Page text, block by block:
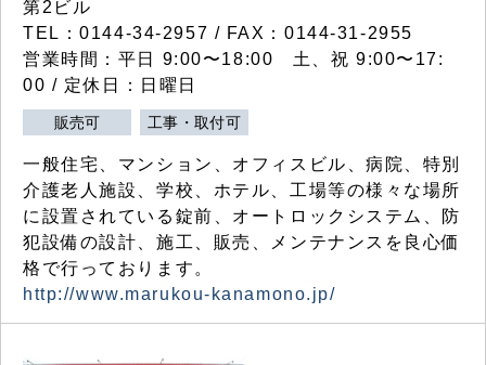
第2ビル
TEL：0144-34-2957 / FAX：0144-31-2955
営業時間：平日 9:00〜18:00 土、祝 9:00〜17:
00 / 定休日：日曜日
販売可 工事・取付可
一般住宅、マンション、オフィスビル、病院、特別
介護老人施設、学校、ホテル、工場等の様々な場所
に設置されている錠前、オートロックシステム、防
犯設備の設計、施工、販売、メンテナンスを良心価
格で行っております。
http://www.marukou-kanamono.jp/